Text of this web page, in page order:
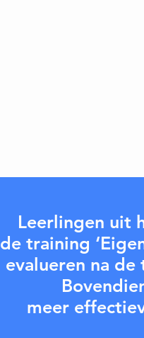
Leerlingen uit
de training
evalueren na
meer